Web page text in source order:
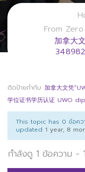
มหา
From
加拿大
ติดป้ายกำกับ: 加拿大文凭
学位证书学历认证 UWO
This topic has 0 ข้อคว
updated 1 year, 8
กำลังดู 1 ข้อความ -